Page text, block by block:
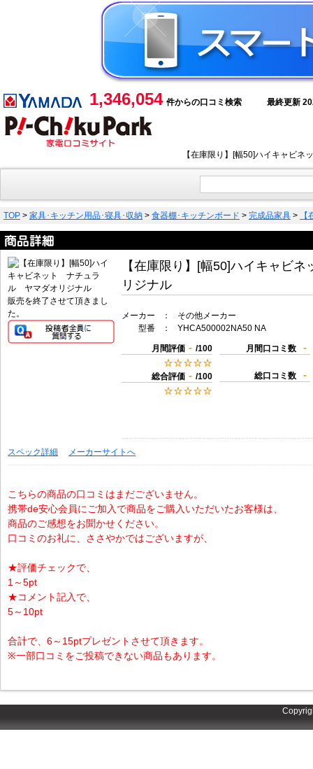
1,346,054 件からの口コミ検索 最終更新
【在庫限り】[幅50]ハイキャビ
TOP > 家具･キッチン用品･寝具･収納 > 食器棚･キッチンボード > 完成品家具 >
販売を終了させて頂きまし
た。
【在庫限り】[幅50]ハイキャビ
リジナル
メーカー ：
その他メーカー
型番
： YHCA500002NA50 NA
月間評価 - /100
総合評価 - /100
月間口コミ数 -
総口コミ数 -
スペック詳細 メーカーサイトへ
こちらの商品の口コミはまだございません。
携帯de安心会員にご加入で商品をご購入いただいたお客様は、
商品のご感想をお聞かせください。
口コミのお礼に、ささやかではございますが、
★評価チェックで、
1～5pt
★コメント記入で、
5～10pt
合計で、6～15ptプレゼントさせて頂きます。
※一部口コミをご投稿できない商品もあります。